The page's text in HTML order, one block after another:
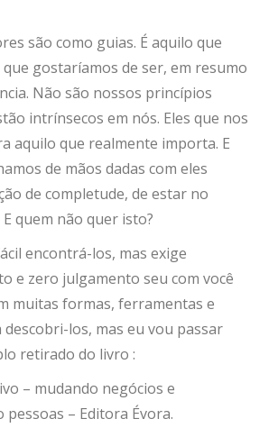
são como guias. É aquilo que
gostaríamos de ser, em resumo
Não são nossos princípios
intrínsecos em nós. Eles que nos
aquilo que realmente importa. E
de mãos dadas com eles
de completude, de estar no
quem não quer isto?
encontrá-los, mas exige
e zero julgamento seu com você
muitas formas, ferramentas e
descobri-los, mas eu vou passar
retirado do livro :
– mudando negócios e
– Editora Évora.